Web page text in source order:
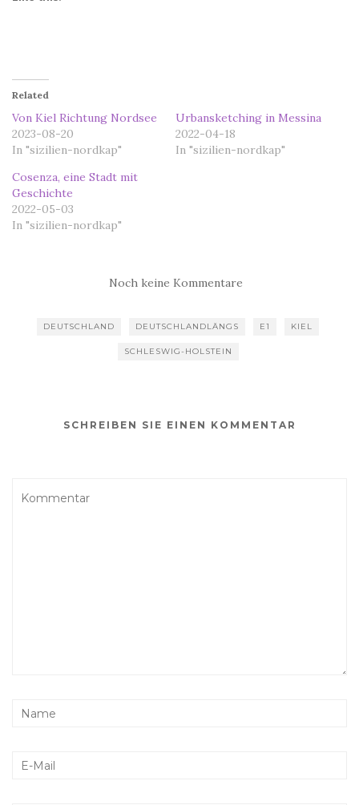
Related
Von Kiel Richtung Nordsee
2023-08-20
In "sizilien-nordkap"
Urbansketching in Messina
2022-04-18
In "sizilien-nordkap"
Cosenza, eine Stadt mit
Geschichte
2022-05-03
In "sizilien-nordkap"
Noch keine Kommentare
DEUTSCHLAND DEUTSCHLANDLÄNGS E1 KIEL
SCHLESWIG-HOLSTEIN
SCHREIBEN SIE EINEN KOMMENTAR